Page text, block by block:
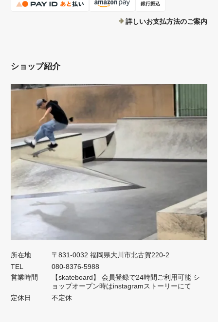
銀行振込
詳しいお支払方法のご案内
ショップ紹介
所在地
〒831-0032 福岡県大川市北古賀220-2
TEL
080-8376-5988
営業時間
【skateboard】 会員登録で24時間ご利用可能 シ
ョップオープン時はinstagramストーリーにて
定休日
不定休